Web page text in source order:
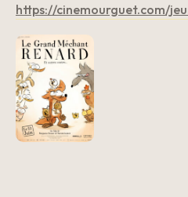
https://cinemourguet.com/